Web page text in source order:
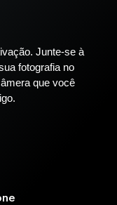
Junte-se à
fotografia no
que você